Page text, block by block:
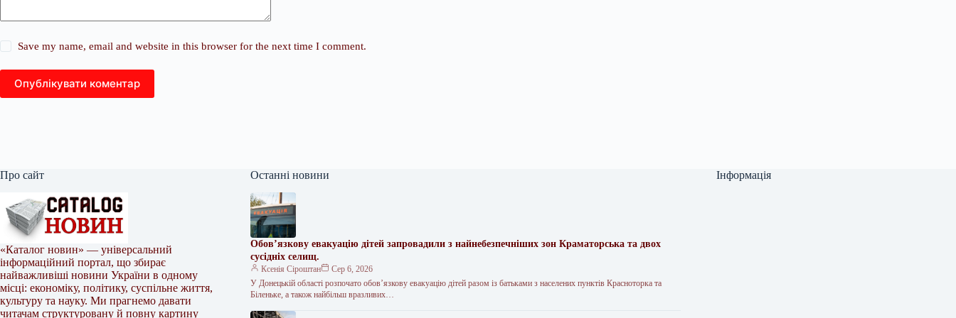
Save my name, email and website in this browser for the next time I comment.
Опублікувати коментар
Про сайт
«Каталог новин» — універсальний
інформаційний портал, що збирає
найважливіші новини України в одному
місці: економіку, політику, суспільне життя,
культуру та науку. Ми прагнемо давати
читачам структуровану й повну картину
Останні новини
Обов’язкову евакуацію дітей запровадили з найнебезпечніших зон Краматорська та двох
сусідніх селищ.
Ксенія Сіроштан
Сер 6, 2026
У Донецькій області розпочато обов’язкову евакуацію дітей разом із батьками з населених пунктів Красноторка та
Біленьке, а також найбільш вразливих…
Інформація